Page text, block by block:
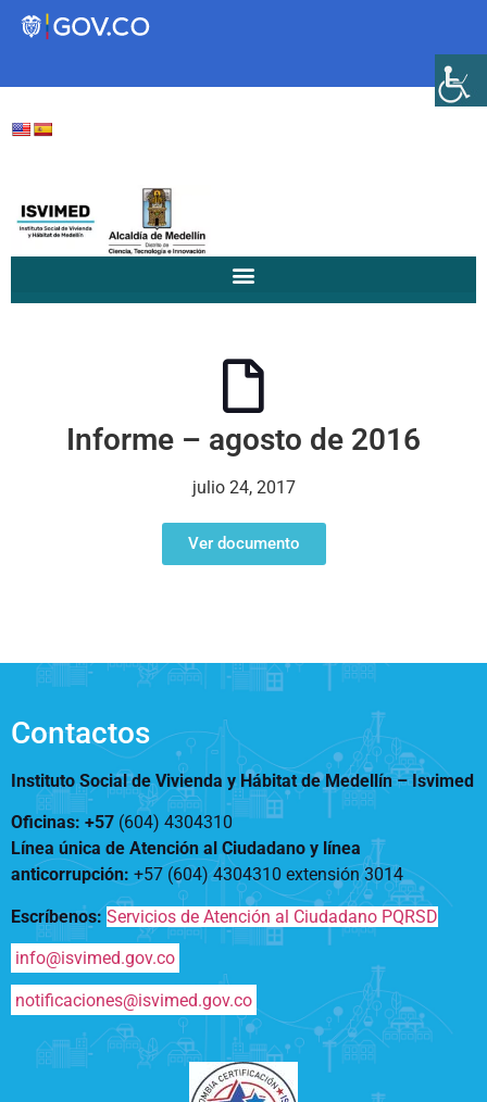
Transparencia
Participa
Hábitat de Medellín
Servicios
Vivienda Nueva
Vivienda un proyecto
Reconocimiento de
Edificaciones – C0
Acompañamiento Social
OPV-JVC
Rendición de cuentas
Encuesta de Percepción
Tamaño de la
fuente
Contraste
Centro de relevo
Más Información sobre Accesibilidad
Informe – agosto de 2016
julio 24, 2017
Ver documento
Contactos
Instituto Social de Vivienda y Hábitat de Medellín –Isvimed
Oficinas: +57 (604) 4304310
Línea única de Atención al Ciudadano y línea
anticorrupción: +57 (604) 4304310 extensión3014
Escríbenos: Servicios de Atención al Ciudadano PQRSD
info@isvimed.gov.co
notificaciones@isvimed.gov.co